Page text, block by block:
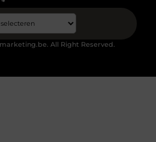
All Right Reserved.